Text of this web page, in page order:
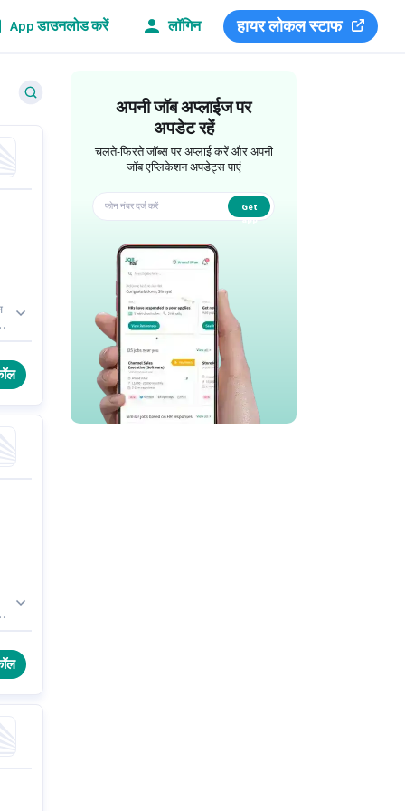
App डाउनलोड करें लॉगिन हायर लोकल स्टाफ
अपनी जॉब अप्लाईज पर
अपडेट रहें
चलते-फिरते जॉब्स पर अप्लाई करें और अपनी
जॉब एप्लिकेशन अपडेट्स पाएं
Get
app